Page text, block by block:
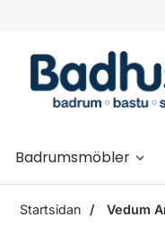
Badrumsmöbler
Startsidan Vedum